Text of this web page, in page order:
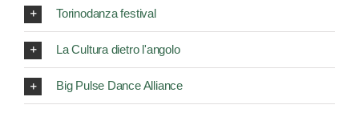
Torinodanza festival
La Cultura dietro l'angolo
Big Pulse Dance Alliance